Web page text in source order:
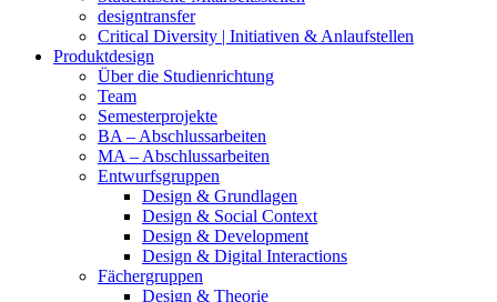
designtransfer
Critical Diversity | Initiativen & Anlaufstellen
Produktdesign
Über die Studienrichtung
Team
Semesterprojekte
BA – Abschlussarbeiten
MA – Abschlussarbeiten
Entwurfsgruppen
Design & Grundlagen
Design & Social Context
Design & Development
Design & Digital Interactions
Fächergruppen
Design & Theorie